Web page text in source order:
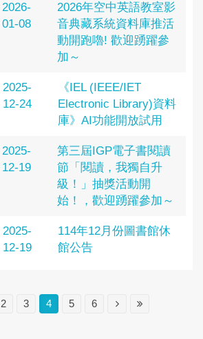
2026-
01-08
2026年空中英語教室影
音典藏系統資料庫推活
動開跑嚕! 歡迎踴躍參
加～
2025-
12-24
《IEL (IEEE/IET
Electronic Library)資料
庫》AI功能開放試用
2025-
12-19
第三屆IGP電子書閱讀
節「閱讀，我獨自升
級！」抽獎活動開
始！，歡迎踴躍參加～
2025-
12-19
114年12月份圖書館休
館公告
2 3 4 5 6